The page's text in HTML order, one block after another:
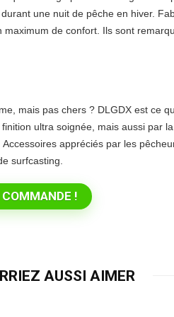
une nuit de pêche en hiver.
de confort. Ils sont
mais pas chers ? DLGDX est ce
ultra soignée, mais aussi par
appréciés par les
surfcasting.
!
AUSSI AIMER